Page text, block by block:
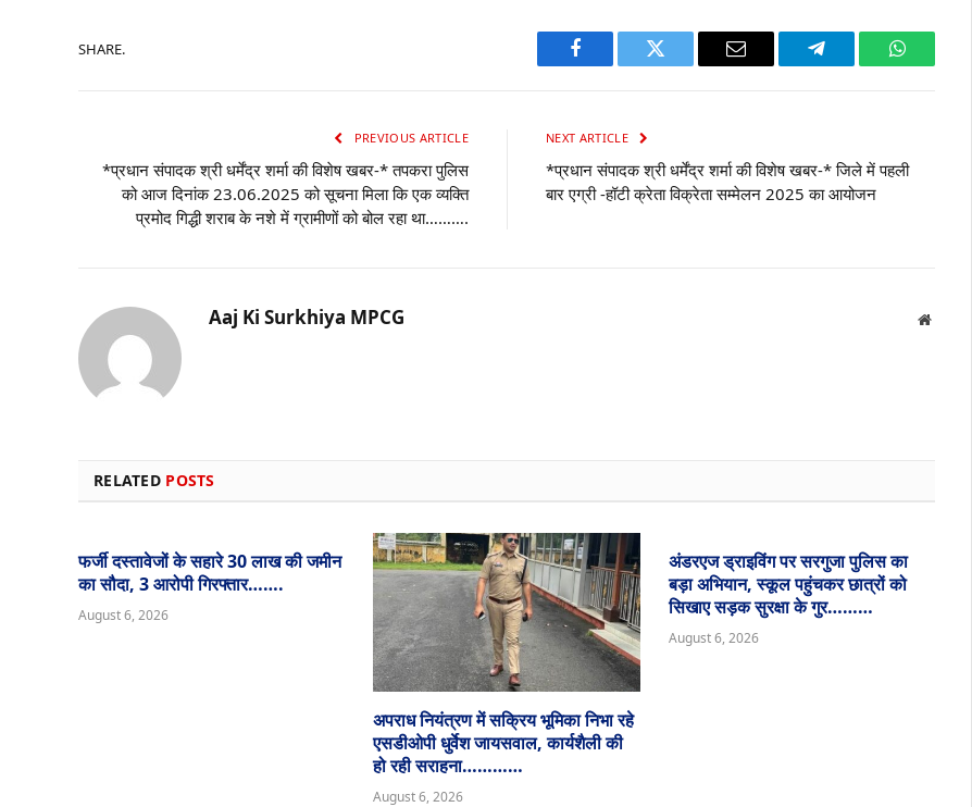
SHARE.
Facebook Twitter Email Telegram WhatsApp
PREVIOUS ARTICLE
*प्रधान संपादक श्री धर्मेंद्र शर्मा की विशेष खबर-* तपकरा पुलिस
को आज दिनांक 23.06.2025 को सूचना मिला कि एक व्यक्ति
प्रमोद गिद्धी शराब के नशे में ग्रामीणों को बोल रहा था……….
NEXT ARTICLE
*प्रधान संपादक श्री धर्मेंद्र शर्मा की विशेष खबर-* जिले में पहली
बार एग्री -हॉटी क्रेता विक्रेता सम्मेलन 2025 का आयोजन
Aaj Ki Surkhiya MPCG Website
RELATED POSTS
फर्जी दस्तावेजों के सहारे 30 लाख की जमीन
का सौदा, 3 आरोपी गिरफ्तार…….
August 6, 2026
अपराध नियंत्रण में सक्रिय भूमिका निभा रहे
एसडीओपी धुर्वेश जायसवाल, कार्यशैली की
हो रही सराहना…………
August 6, 2026
अंडरएज ड्राइविंग पर सरगुजा पुलिस का
बड़ा अभियान, स्कूल पहुंचकर छात्रों को
सिखाए सड़क सुरक्षा के गुर………
August 6, 2026